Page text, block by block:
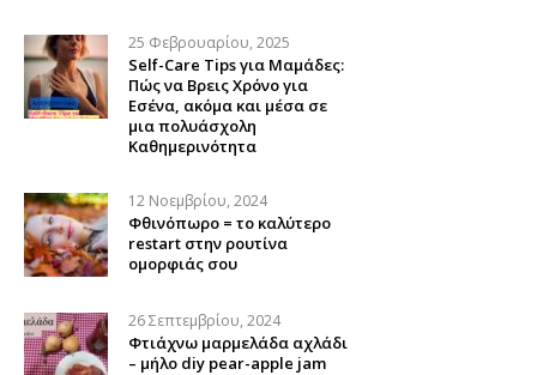
25 Φεβρουαρίου, 2025
Self-Care Tips για Μαμάδες:
Πώς να Βρεις Χρόνο για
Εσένα, ακόμα και μέσα σε
μια πολυάσχολη
Καθημερινότητα
12 Νοεμβρίου, 2024
Φθινόπωρο = το καλύτερο
restart στην ρουτίνα
ομορφιάς σου
26 Σεπτεμβρίου, 2024
Φτιάχνω μαρμελάδα αχλάδι
– μήλο diy pear-apple jam